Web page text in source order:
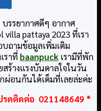
รรยากาศดีๆ อากาศ
pattaya 2023 ที่เรา
ถามข้อมูลเพิ่มเติม
ราที่ baanpuck เรามีที่พัก
ร้างแรงบันดาลใจในวัน
อนกันได้เต็มที่เลยล่ะค่ะ
รดติดต่อ 021148649 *